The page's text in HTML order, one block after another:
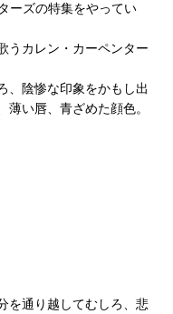
ーズの特集をやってい
うカレン・カーペンター
、陰惨な印象をかもし出
薄い唇、青ざめた顔色。
を通り越してむしろ、悲